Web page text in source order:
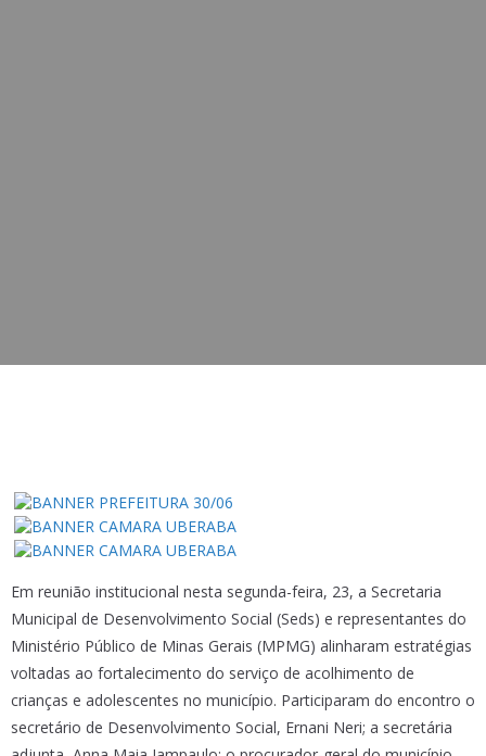
Em reunião institucional nesta segunda-feira, 23, a Secretaria
Municipal de Desenvolvimento Social (Seds) e representantes do
Ministério Público de Minas Gerais (MPMG) alinharam estratégias
voltadas ao fortalecimento do serviço de acolhimento de
crianças e adolescentes no município. Participaram do encontro o
secretário de Desenvolvimento Social, Ernani Neri; a secretária